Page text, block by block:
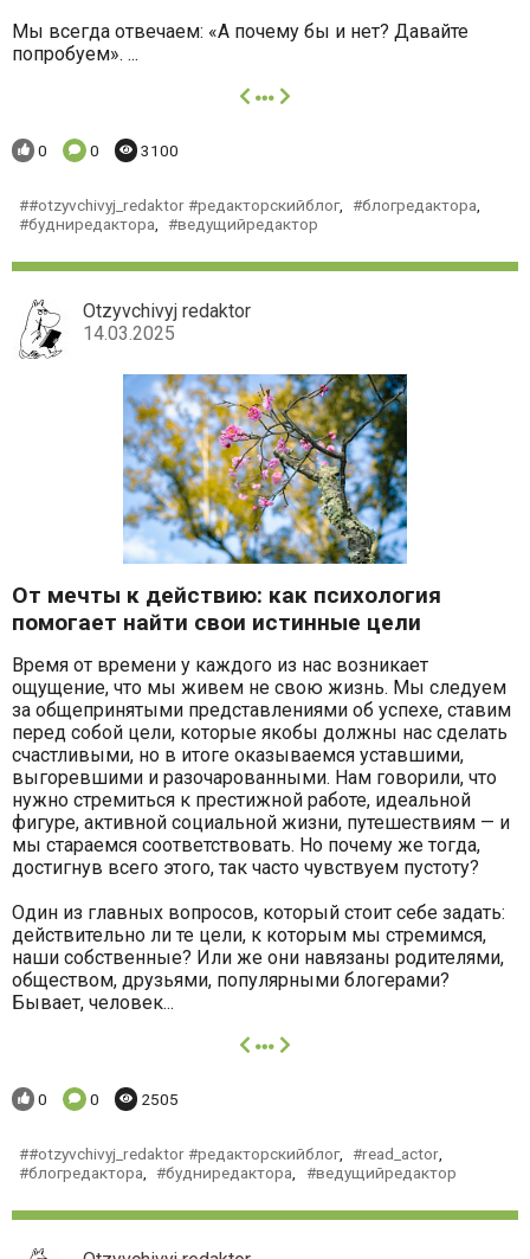
Мы всегда отвечаем: «А почему бы и нет? Давайте
попробуем». ...
далее
Понравилось:
0 Комментариев:
0 Просмотров:
3100
#otzyvchivyj_redaktor #редакторскийблог, блогредактора
будниредактора
ведущийредактор
Otzyvchivyj redaktor
14.03.2025
От мечты к действию: как психология
помогает найти свои истинные цели
Время от времени у каждого из нас возникает
ощущение, что мы живем не свою жизнь. Мы следуем
за общепринятыми представлениями об успехе, ставим
перед собой цели, которые якобы должны нас сделать
счастливыми, но в итоге оказываемся уставшими,
выгоревшими и разочарованными. Нам говорили, что
нужно стремиться к престижной работе, идеальной
фигуре, активной социальной жизни, путешествиям — и
мы стараемся соответствовать. Но почему же тогда,
достигнув всего этого, так часто чувствуем пустоту?
Один из главных вопросов, который стоит себе задать:
действительно ли те цели, к которым мы стремимся,
наши собственные? Или же они навязаны родителями,
обществом, друзьями, популярными блогерами?
Бывает, человек...
далее
Понравилось:
0 Комментариев:
0 Просмотров:
2505
#otzyvchivyj_redaktor #редакторскийблог, read_actor
блогредактора
будниредактора ведущийредактор